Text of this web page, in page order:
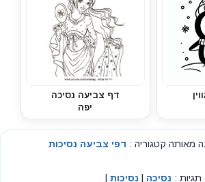
דף צביעה נסיכה
יפה
מאותה קטגוריה : דפי צביעה נסיכות
תגיות : נסיכה נסיכות